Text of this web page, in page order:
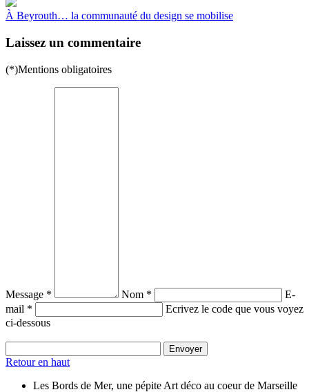
À Beyrouth… la communauté du design se mobilise
Laissez un commentaire
(*)Mentions obligatoires
Message * Nom *
E-
mail *
Ecrivez le code que vous voyez
ci-dessous
Retour en haut
Les Bords de Mer, une pépite Art déco au coeur de Marseille